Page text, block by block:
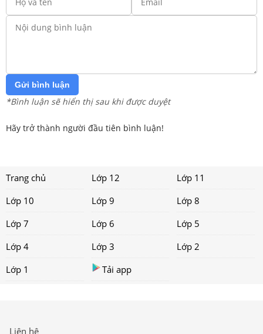
Gửi bình luận
*Bình luận sẽ hiển thị sau khi được duyệt
Hãy trở thành người đầu tiên bình luận!
Trang chủ Lớp 12
Lớp 11
Lớp 10
Lớp 9
Lớp 8
Lớp 7
Lớp 6
Lớp 5
Lớp 4
Lớp 3
Lớp 2
Lớp 1
Tải app
Liên hệ